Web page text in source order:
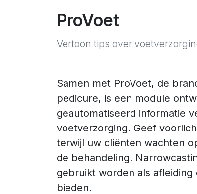
ProVoet
Vertoon tips over
Samen met ProVoet, de
pedicure, is een module
geautomatiseerd informatie
voetverzorging. Geef
terwijl uw cliënten wachten
de behandeling.
gebruikt worden als
bieden.